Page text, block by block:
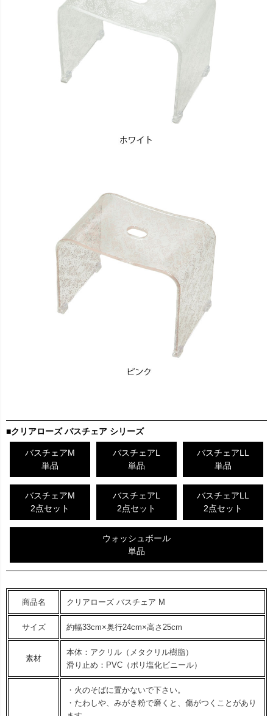
■クリアローズ バスチェア シリーズ
バスチェアM
単品
バスチェアL
単品
バスチェアLL
単品
バスチェアM
2点セット
バスチェアL
2点セット
バスチェアLL
2点セット
ウォッシュボール
単品
商品名 クリアローズ バスチェア M
サイズ 約幅33cm×奥行24cm×高さ25cm
素材
本体：アクリル（メタクリル樹脂）
滑り止め：PVC（ポリ塩化ビニール）
・火のそばに置かないで下さい。
・たわしや、みがき粉で磨くと、傷がつくことがあり